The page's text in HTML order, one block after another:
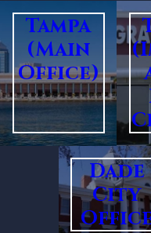
Tampa
(Main
Office)
Dade
City